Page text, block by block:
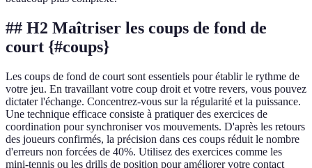
## H2 Maîtriser les coups de fond de
court {#coups}
Les coups de fond de court sont essentiels pour établir le rythme de
votre jeu. En travaillant votre coup droit et votre revers, vous pouvez
dictater l'échange. Concentrez-vous sur la régularité et la puissance.
Une technique efficace consiste à pratiquer des exercices de
coordination pour synchroniser vos mouvements. D'après les retours
des joueurs confirmés, la précision dans ces coups réduit le nombre
d'erreurs non forcées de 40%. Utilisez des exercices comme les
mini-tennis ou les drills de position pour améliorer votre contact